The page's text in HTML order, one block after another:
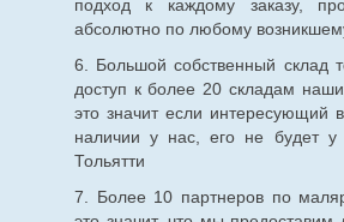
подход к каждому заказу,
абсолютно по любому
6. Большой собственный склад
доступ к более 20 складам
это значит если интересующий
наличии у нас, его не будет у
Тольятти
7. Более 10 партнеров по